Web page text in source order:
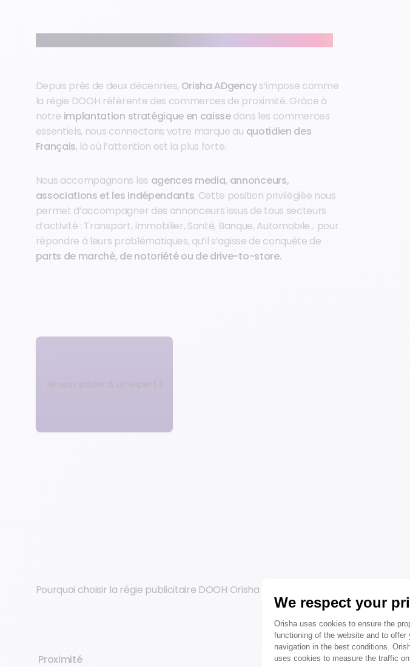
Depuis près de deux décennies, Orisha ADgencys’impose comme
la régie DOOH référente des commerces de proximité. Grâce à
notre implantation stratégique en caissedans les commerces
essentiels, nous connectons votre marque au quotidien des
Français, là où l’attention est la plus forte.
Nous accompagnons les agences media, annonceurs,
associations et les indépendants. Cette position privilégiée nous
permet d’accompagner des annonceurs issus de tous secteurs
d’activité : Transport, Immobilier, Santé, Banque, Automobile... pour
répondre à leurs problématiques, qu’il s’agisse de conquête de
parts de marché, de notoriété ou de drive-to-store.
Je veux parler à un expert
Pourquoi choisir la régie publicitaire DOOH Orisha ADgency ?
Proximité Puissance et impact